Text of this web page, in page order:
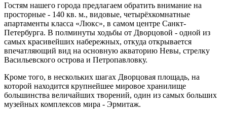
Гостям нашего города предлагаем обратить внимание на
просторные - 140 кв. м., видовые, четырёхкомнатные
апартаменты класса «Люкс», в самом центре Санкт-
Петербурга. В полминуты ходьбы от Дворцовой - одной из
самых красивейших набережных, откуда открывается
впечатляющий вид на основную акваторию Невы, стрелку
Васильевского острова и Петропавловку.
Кроме того, в нескольких шагах Дворцовая площадь, на
которой находится крупнейшее мировое хранилище
большинства величайших творений, один из самых больших
музейных комплексов мира - Эрмитаж.